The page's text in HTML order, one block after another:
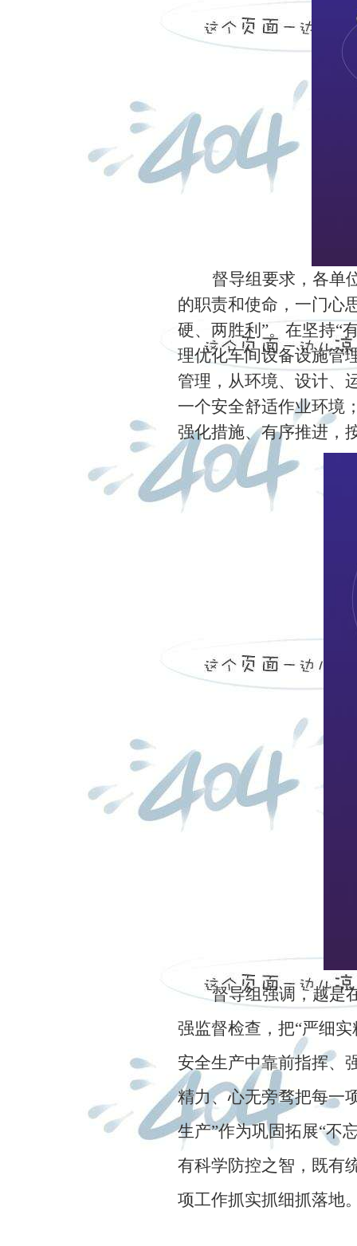
督导组要求，各单
的职责和使命，一门心
硬、两胜利 ”。在坚持“
理优化车间设备设施管
管理，从环境、设计、
一个安全舒适作业环境
强化措施、有序推进，
督导组强调，越是
强监督检查，把“严细实
安全生产中靠前指挥、
精力、心无旁骛把每一
生产”作为巩固拓展“不
有科学防控之智，既有
项工作抓实抓细抓落地